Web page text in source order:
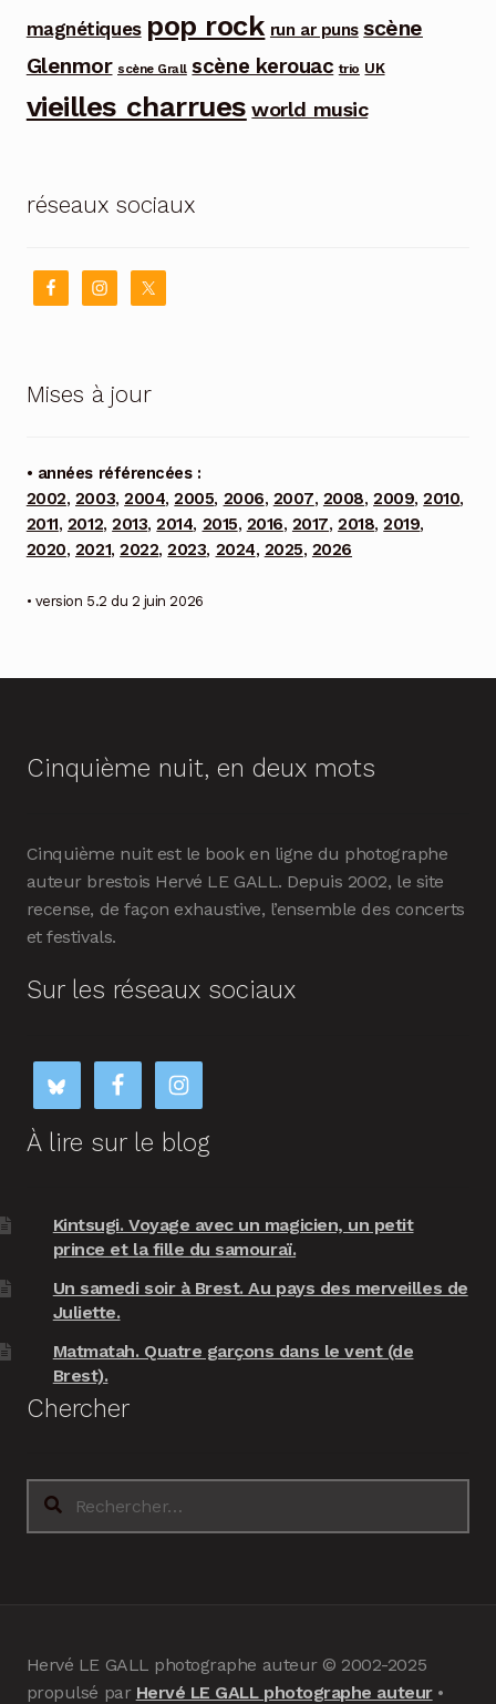
magnétiques pop rock run ar puns scène
Glenmor scène Grall scène kerouac trio UK
vieilles charrues world music
réseaux sociaux
Mises à jour
• années référencées :
2002, 2003,2004,2005, 2006, 2007, 2008,2009,2010,
2011, 2012,2013,2014, 2015, 2016, 2017,2018,2019,
2020, 2021,2022,2023, 2024, 2025, 2026
• version 5.2 du 2 juin 2026
Cinquième nuit, en deux mots
Cinquième nuit est le book en ligne du photographe
auteur brestois Hervé LE GALL. Depuis 2002, le site
recense, de façon exhaustive, l’ensemble des concerts
et festivals.
Sur les réseaux sociaux
À lire sur le blog
Kintsugi. Voyage avec un magicien, un petit
prince et la fille du samouraï.
Un samedi soir à Brest. Au pays des merveilles de
Juliette.
Matmatah. Quatre garçons dans le vent (de
Brest).
Chercher
Rechercher :
Hervé LE GALL photographe auteur © 2002-2025
propulsé par Hervé LE GALL photographe auteur•